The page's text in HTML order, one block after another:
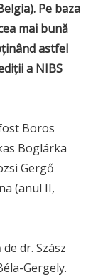
Pe baza
mai bună
astfel
a NIBS
Boros
Boglárka
Gergő
(anul II,
dr. Szász
Gergely.